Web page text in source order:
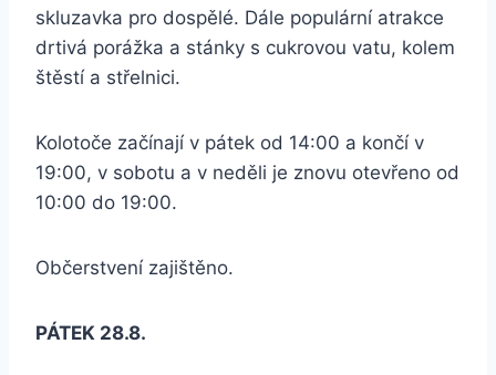
skluzavka pro dospělé. Dále populární atrakce
drtivá porážka a stánky s cukrovou vatu, kolem
štěstí a střelnici.
Kolotoče začínají v pátek od 14:00 a končí v
19:00, v sobotu a v neděli je znovu otevřeno od
10:00 do 19:00.
Občerstvení zajištěno.
PÁTEK 28.8.